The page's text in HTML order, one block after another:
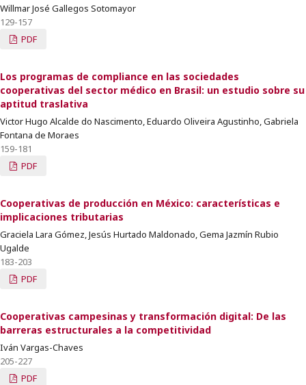
Willmar José Gallegos Sotomayor
129-157
PDF
Los programas de compliance en las sociedades
cooperativas del sector médico en Brasil: un estudio sobre su
aptitud traslativa
Victor Hugo Alcalde do Nascimento, Eduardo Oliveira Agustinho, Gabriela
Fontana de Moraes
159-181
PDF
Cooperativas de producción en México: características e
implicaciones tributarias
Graciela Lara Gómez, Jesús Hurtado Maldonado, Gema Jazmín Rubio
Ugalde
183-203
PDF
Cooperativas campesinas y transformación digital: De las
barreras estructurales a la competitividad
Iván Vargas-Chaves
205-227
PDF